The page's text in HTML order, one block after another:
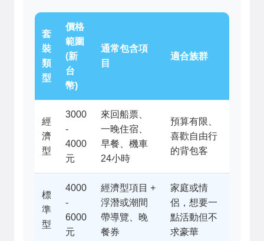
套
裝
類
型
價格
範圍
(新
台
幣)
通常包含項
目
適合族群
經
濟
型
3000
-
4000
元
來回船票、
一晚住宿、
早餐、機車
24小時
預算有限、
喜歡自由行
的背包客
標
準
型
4000
-
6000
元
經濟型項目 +
浮潛或潮間
帶導覽、晚
餐券
家庭或情
侶，想要一
點活動但不
求豪華